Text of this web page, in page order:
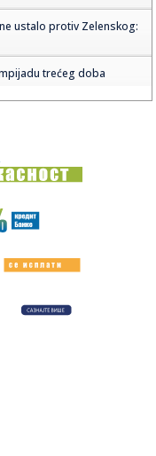
ustalo protiv Zelenskog:
trećeg doba
koji je provocirao Srbe
tima Partizana sele se u
na Kosmaj
igri ugovor od 275 miliona